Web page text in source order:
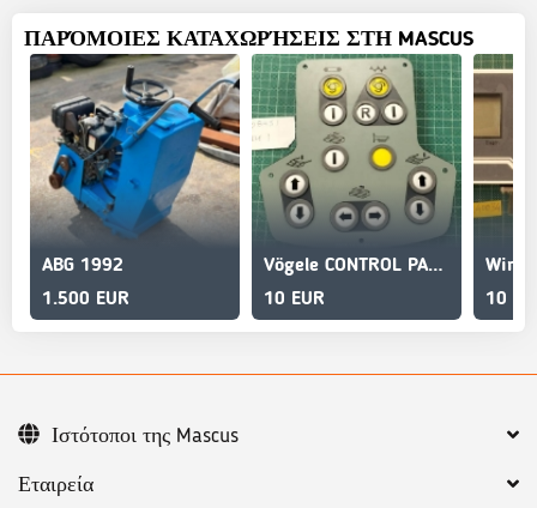
ΠΑΡΌΜΟΙΕΣ ΚΑΤΑΧΩΡΉΣΕΙΣ ΣΤΗ MASCUS
ABG 1992
1.500 EUR
Vögele CONTROL PANEL
10 EUR
10
Εταιρεία
Ιστότοποι της Mascus